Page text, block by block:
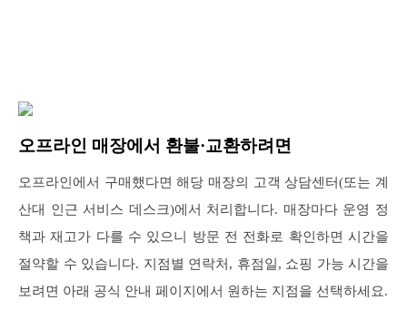
오프라인 매장에서 환불·교환하려면
오프라인에서 구매했다면 해당 매장의 고객 상담센터(또는 계
산대 인근 서비스 데스크)에서 처리합니다. 매장마다 운영 정
책과 재고가 다를 수 있으니 방문 전 전화로 확인하면 시간을
절약할 수 있습니다. 지점별 연락처, 휴점일, 쇼핑 가능 시간을
보려면 아래 공식 안내 페이지에서 원하는 지점을 선택하세요.